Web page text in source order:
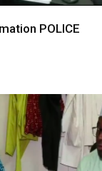
POLICE